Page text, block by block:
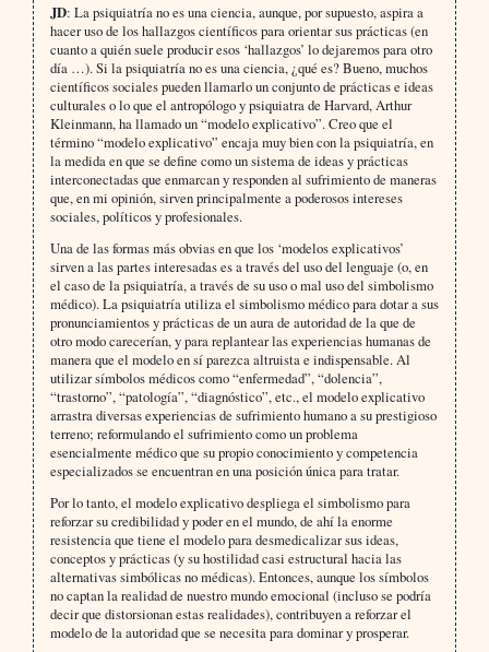
JD: La psiquiatría no es una ciencia, aunque, por supuesto, aspira a
hacer uso de los hallazgos científicos para orientar sus prácticas (en
cuanto a quién suele producir esos ‘hallazgos’ lo dejaremos para otro
día …). Si la psiquiatría no es una ciencia, ¿qué es? Bueno, muchos
científicos sociales pueden llamarlo un conjunto de prácticas e ideas
culturales o lo que el antropólogo y psiquiatra de Harvard, Arthur
Kleinmann, ha llamado un “modelo explicativo”. Creo que el
término “modelo explicativo” encaja muy bien con la psiquiatría, en
la medida en que se define como un sistema de ideas y prácticas
interconectadas que enmarcan y responden al sufrimiento de maneras
que, en mi opinión, sirven principalmente a poderosos intereses
sociales, políticos y profesionales.
Una de las formas más obvias en que los ‘modelos explicativos’
sirven a las partes interesadas es a través del uso del lenguaje (o, en
el caso de la psiquiatría, a través de su uso o mal uso del simbolismo
médico). La psiquiatría utiliza el simbolismo médico para dotar a sus
pronunciamientos y prácticas de un aura de autoridad de la que de
otro modo carecerían, y para replantear las experiencias humanas de
manera que el modelo en sí parezca altruista e indispensable. Al
utilizar símbolos médicos como “enfermedad”, “dolencia”,
“trastorno”, “patología”, “diagnóstico”, etc., el modelo explicativo
arrastra diversas experiencias de sufrimiento humano a su prestigioso
terreno; reformulando el sufrimiento como un problema
esencialmente médico que su propio conocimiento y competencia
especializados se encuentran en una posición única para tratar.
Por lo tanto, el modelo explicativo despliega el simbolismo para
reforzar su credibilidad y poder en el mundo, de ahí la enorme
resistencia que tiene el modelo para desmedicalizar sus ideas,
conceptos y prácticas (y su hostilidad casi estructural hacia las
alternativas simbólicas no médicas). Entonces, aunque los símbolos
no captan la realidad de nuestro mundo emocional (incluso se podría
decir que distorsionan estas realidades), contribuyen a reforzar el
modelo de la autoridad que se necesita para dominar y prosperar.